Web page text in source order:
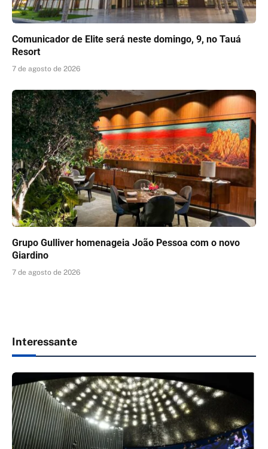
Comunicador de Elite será neste domingo, 9, no Tauá
Resort
7 de agosto de 2026
Grupo Gulliver homenageia João Pessoa com o novo
Giardino
7 de agosto de 2026
Interessante